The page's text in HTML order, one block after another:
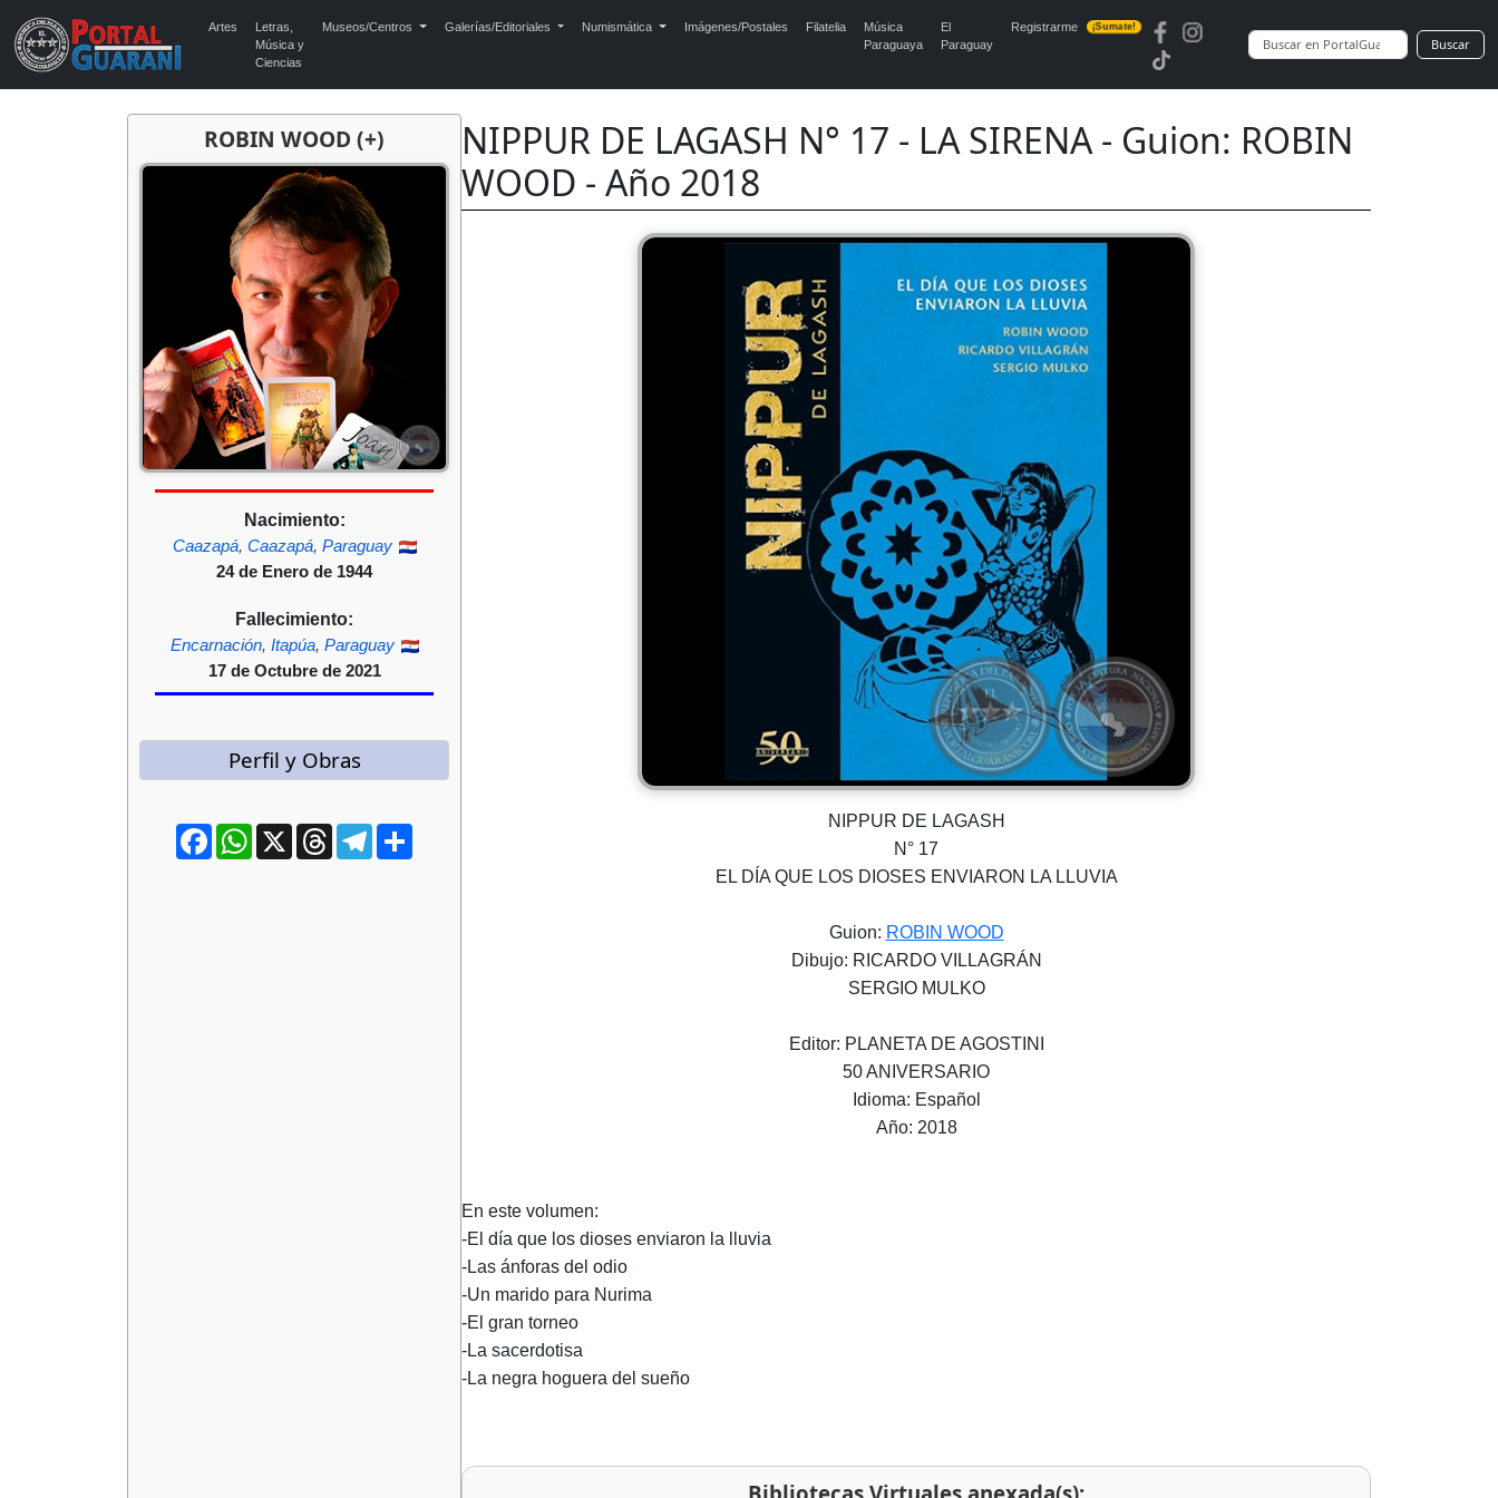
Artes
Letras,
Música y
Ciencias
Museos/Centros Galerías/Editoriales Numismática Imágenes/Postales Filatelia
Música
Paraguaya
El
Paraguay
Registrarme ¡Sumate!
Buscar
ROBIN WOOD (+)
Nacimiento:
Caazapá, Caazapá, Paraguay
24 de Enero de 1944
Fallecimiento:
Encarnación, Itapúa, Paraguay
17 de Octubre de 2021
Perfil y Obras
FacebookWhatsApp
X ThreadsTelegram
NIPPUR DE LAGASH N° 17 - LA SIRENA - Guion: ROBIN
WOOD - Año 2018
NIPPUR DE LAGASH
N° 17
EL DÍA QUE LOS DIOSES ENVIARON LA LLUVIA
Guion: ROBIN WOOD
Dibujo: RICARDO VILLAGRÁN
SERGIO MULKO
Editor: PLANETA DE AGOSTINI
50 ANIVERSARIO
Idioma: Español
Año: 2018
En este volumen:
-El día que los dioses enviaron la lluvia
-Las ánforas del odio
-Un marido para Nurima
-El gran torneo
-La sacerdotisa
-La negra hoguera del sueño